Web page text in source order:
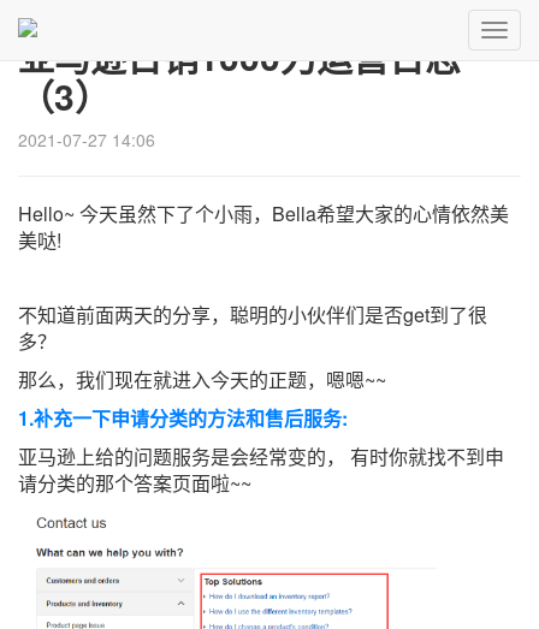
亚马逊日销1000刀运营日志
（3）
2021-07-27 14:06
Hello~ 今天虽然下了个小雨，Bella希望大家的心情依然美
美哒!
不知道前面两天的分享，聪明的小伙伴们是否get到了很
多？
那么，我们现在就进入今天的正题，嗯嗯~~
1.补充一下申请分类的方法和售后服务:
亚马逊上给的问题服务是会经常变的， 有时你就找不到申
请分类的那个答案页面啦~~